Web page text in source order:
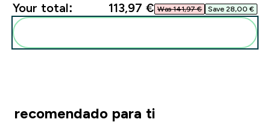
Your total: 113,97 €‎ Was 141,97 €‎ Save 28,00 €‎
recomendado para ti